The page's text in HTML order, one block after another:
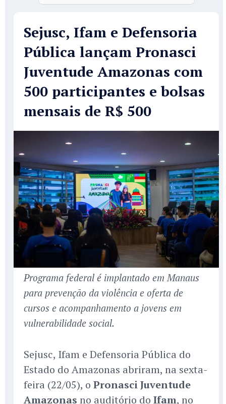
Sejusc, Ifam e Defensoria
Pública lançam Pronasci
Juventude Amazonas com
500 participantes e bolsas
mensais de R$ 500
Programa federal é implantado em Manaus
para prevenção da violência e oferta de
cursos e acompanhamento a jovens em
vulnerabilidade social.
Sejusc, Ifam e Defensoria Pública do
Estado do Amazonas abriram, na sexta-
feira (22/05), o Pronasci Juventude
Amazonas no auditório do Ifam, no